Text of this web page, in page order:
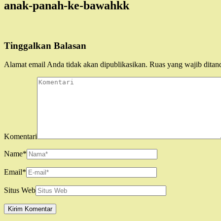
anak-panah-ke-bawahkk
Tinggalkan Balasan
Alamat email Anda tidak akan dipublikasikan. Ruas yang wajib
Komentari
Name*
Email*
Situs Web